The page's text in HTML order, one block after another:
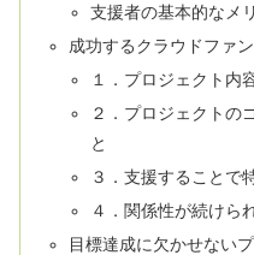
支援者の基本的なメ
成功するクラウドファ
１．プロジェクト内
２．プロジェクトの
と
３．支援することで
４．関係性が続けら
目標達成に欠かせない